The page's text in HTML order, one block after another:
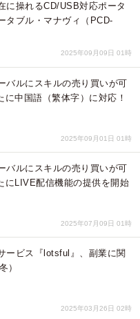
に操れるCD/USB対応ポータ
タブル・マナヴィ（PCD-
2025年09月09日 01時
バルにスキルの売り買いが可
中国語（繁体字）に対応！
2025年09月01日 01時
バルにスキルの売り買いが可
にLIVE配信機能の提供を開始
2025年07月09日 01時
ービス『lotsful』、副業に関
）
2025年03月26日 02時